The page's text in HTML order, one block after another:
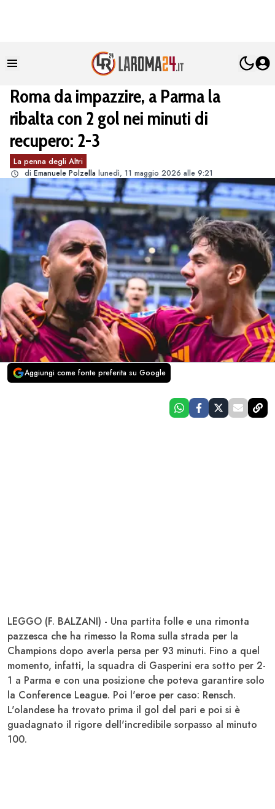
Roma da impazzire, a Parma la
ribalta con 2 gol nei minuti di
recupero: 2-3
La penna degli Altri
di Emanuele Polzella lunedì, 11 maggio 2026 alle 9:21
Aggiungi come fonte preferita su Google
LEGGO (F. BALZANI) - Una partita folle e una rimonta
pazzesca che ha rimesso la Roma sulla strada per la
Champions dopo averla persa per 93 minuti. Fino a quel
momento, infatti, la squadra di Gasperini era sotto per 2-
1 a Parma e con una posizione che poteva garantire solo
la Conference League. Poi l'eroe per caso: Rensch.
L'olandese ha trovato prima il gol del pari e poi si è
guadagnato il rigore dell'incredibile sorpasso al minuto
100.